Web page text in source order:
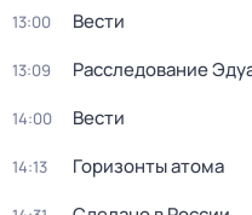
13:00 Вести
13:09 Расследование
14:00 Вести
14:13 Горизонты атома